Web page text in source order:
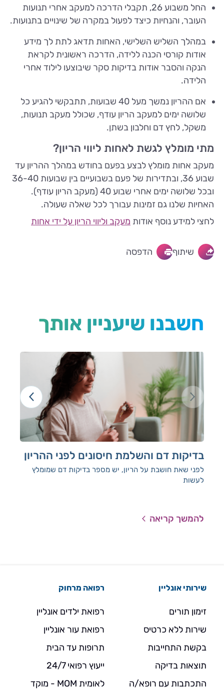
החל משבוע 26, תקבלי הדרכה למעקב אחרי תנועות
העובר, והנחיות כיצד לפעול במקרה של שינויים בתנועות.
במהלך השליש השלישי, האחות תדאג לתת לך מידע
אודות קורסי הכנה ללידה, הדרכה ראשונית לקראת
הנקה והסבר אודות בדיקות סקר שיבוצעו לילוד אחרי
הלידה.
אם ההריון נמשך מעל 40 שבועות, תתבקשי להגיע כל
שלושה ימים למעקב הריון עודף, שכולל מעקב תנועות,
משקל, לחץ דם וחלבון בשתן.
מתי מומלץ לגשת לאחות ליווי הריון?
מעקב אחות מומלץ לבצע בפעם בחודש במהלך ההריון עד
שבוע 36, ובתדירות של פעם בשבועיים בין שבועות 36-40
ובכל שלושה ימים אחרי שבוע 40 (מעקב הריון עודף).
האחיות שלנו גם זמינות עבורך לכל שאלה שעולה.
לחצי למידע נוסף אודות מעקב וליווי הריון על ידי אחות
שיתוף הדפסה
חשבנו שיעניין אותך
בדיקות דם והשלמת חיסונים לפני ההריון
לפני שאת חושבת על הריון, יש מספר בדיקות דם שמומלץ
לעשות
להמשך קריאה
שירותי אונליין
זימון תורים
שירות ללא כרטיס
בקשת התחייבות
תוצאות בדיקה
התכתבות עם רופא/ה
רפואה מרחוק
רפואת ילדים אונליין
רפואת עור אונליין
תרופות עד הבית
ייעוץ רפואי 24/7
לאומית MOM - מוקד